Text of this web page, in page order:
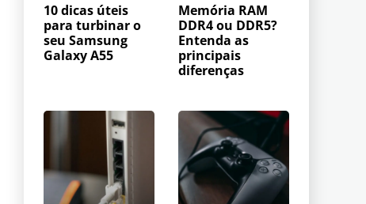
10 dicas úteis
para turbinar o
seu Samsung
Galaxy A55
Memória RAM
DDR4 ou DDR5?
Entenda as
principais
diferenças